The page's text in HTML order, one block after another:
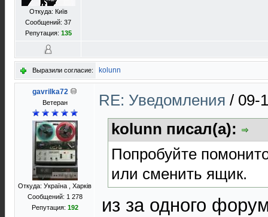
Откуда: Київ
Сообщений: 37
Репутация: 135
Выразили согласие: kolunn
gavrilka72
Ветеран
Откуда: Україна , Харків
Сообщений: 1 278
Репутация: 192
RE: Уведомления / 09-
kolunn писал(а):
Попробуйте
или сменить ящик.
из за одного